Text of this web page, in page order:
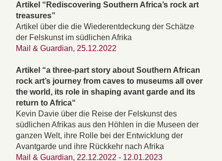
Artikel “Rediscovering Southern Africa’s rock art
treasures”
Artikel über die die Wiederentdeckung der Schätze
der Felskunst im südlichen Afrika
Mail & Guardian, 25.12.2022
Artikel “a three-part story about Southern African
rock art’s journey from caves to museums all over
the world, its role in shaping avant garde and its
return to Africa“
Kevin Davie über die Reise der Felskunst des
südlichen Afrikas aus den Höhlen in die Museen der
ganzen Welt, ihre Rolle bei der Entwicklung der
Avantgarde und ihre Rückkehr nach Afrika
Mail & Guardian, 22.12.2022 - 12.01.2023